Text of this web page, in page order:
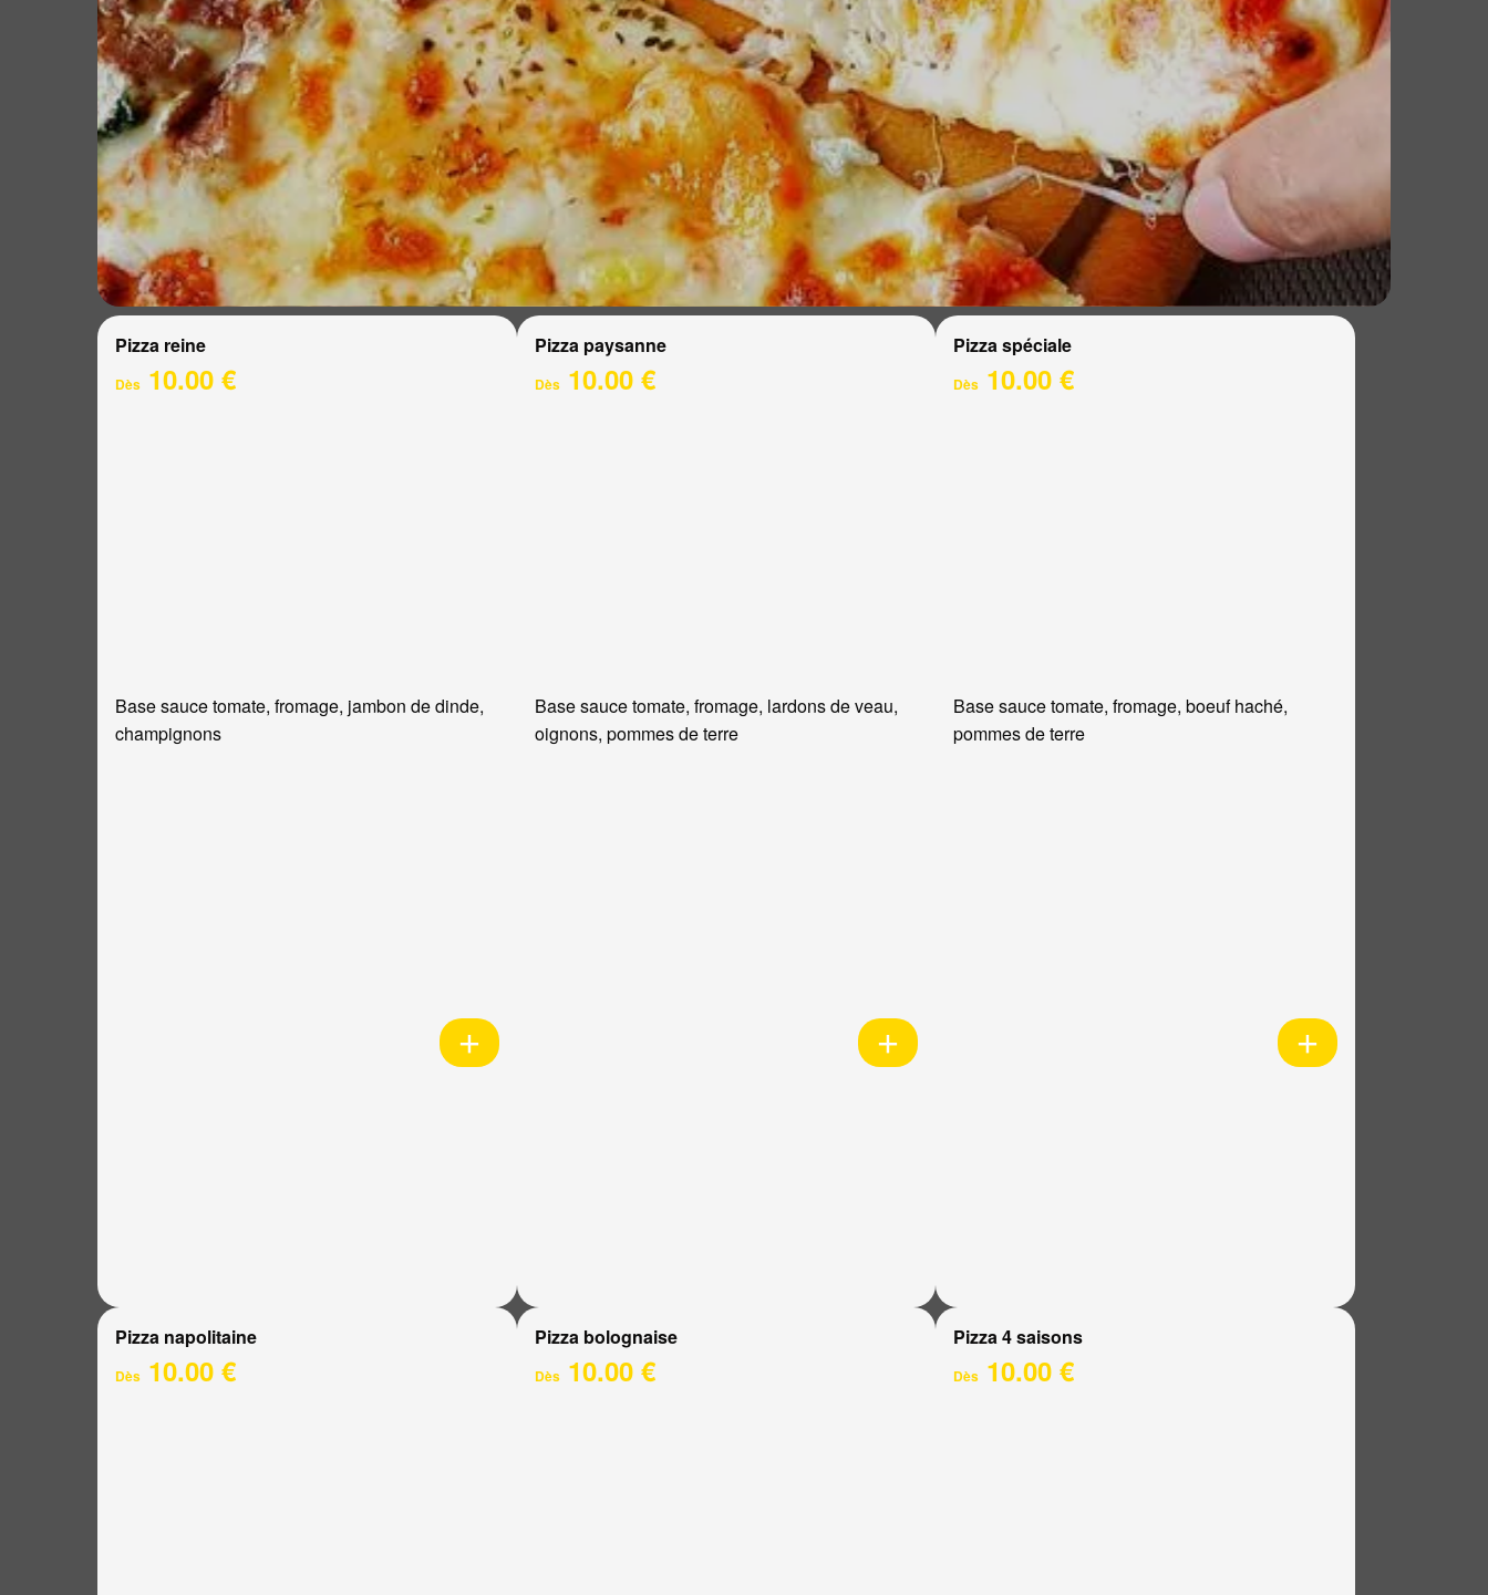
Pizza reine
Dès 10.00 €
Base sauce tomate, fromage, jambon de dinde,
champignons
Pizza paysanne
Dès10.00 €
Base sauce tomate, fromage, lardons de veau,
oignons, pommes de terre
Pizza spéciale
Dès 10.00 €
Base sauce tomate, fromage, boeuf haché,
pommes de terre
Pizza napolitaine
Dès 10.00 €
Pizza bolognaise
Dès10.00 €
Pizza 4 saisons
Dès 10.00 €